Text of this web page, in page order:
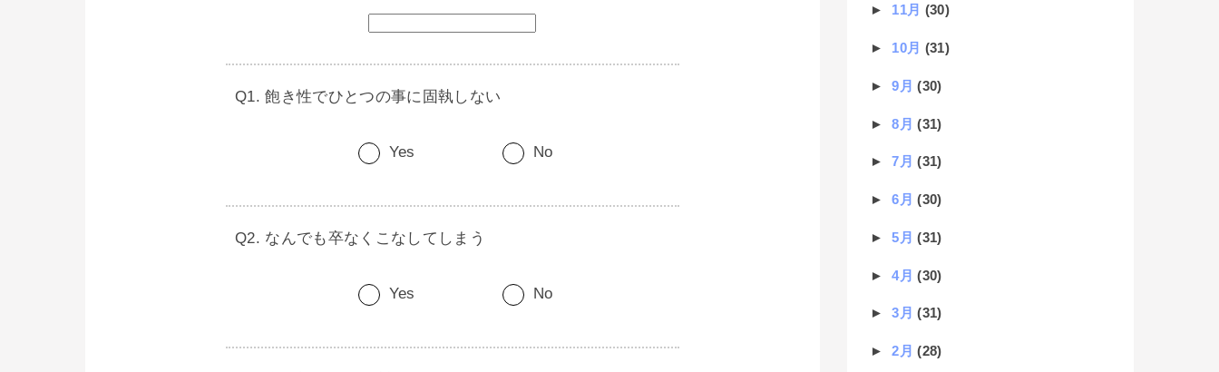
飽き性でひとつの事に固執しない
Yes No
なんでも卒なくこなしてしまう
Yes No
► 11月 (30)
► 10月 (31)
►9月(30)
►8月(31)
►7月(31)
►6月(30)
►5月(31)
►4月(30)
►3月(31)
►2月(28)